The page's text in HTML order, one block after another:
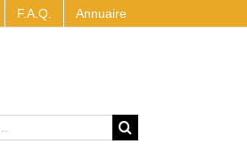
F.A.Q. Annuaire